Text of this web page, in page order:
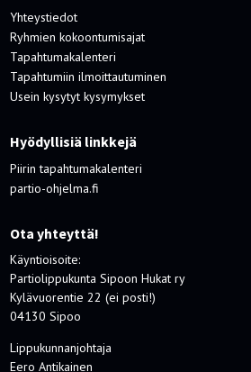
Yhteystiedot
Ryhmien kokoontumisajat
Tapahtumakalenteri
Tapahtumiin ilmoittautuminen
Usein kysytyt kysymykset
Hyödyllisiä linkkejä
Piirin tapahtumakalenteri
partio-ohjelma.fi
Ota yhteyttä!
Käyntioisoite:
Partiolippukunta Sipoon Hukat ry
Kylävuorentie 22 (ei posti!)
04130 Sipoo
Lippukunnanjohtaja
Eero Antikainen